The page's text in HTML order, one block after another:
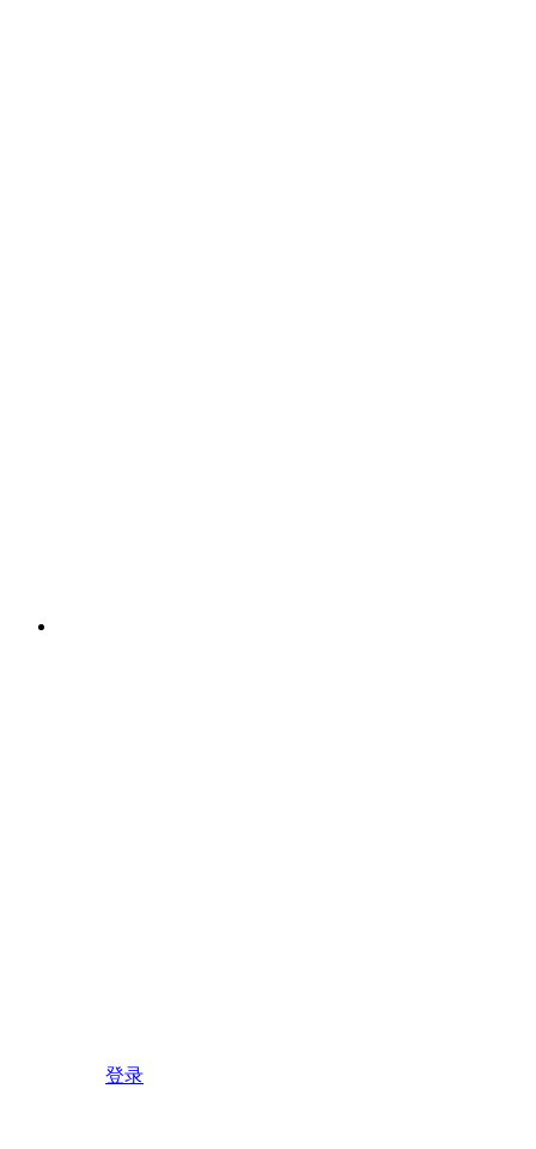
登录